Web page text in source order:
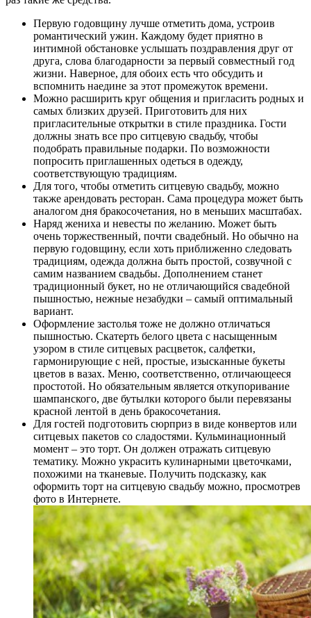
Первую годовщину лучше отметить дома, устроив
романтический ужин. Каждому будет приятно в
интимной обстановке услышать поздравления друг от
друга, слова благодарности за первый совместный год
жизни. Наверное, для обоих есть что обсудить и
вспомнить наедине за этот промежуток времени.
Можно расширить круг общения и пригласить родных и
самых близких друзей. Приготовить для них
пригласительные открытки в стиле праздника. Гости
должны знать все про ситцевую свадьбу, чтобы
подобрать правильные подарки. По возможности
попросить приглашенных одеться в одежду,
соответствующую традициям.
Для того, чтобы отметить ситцевую свадьбу, можно
также арендовать ресторан. Сама процедура может быть
аналогом дня бракосочетания, но в меньших масштабах.
Наряд жениха и невесты по желанию. Может быть
очень торжественный, почти свадебный. Но обычно на
первую годовщину, если хоть приближенно следовать
традициям, одежда должна быть простой, созвучной с
самим названием свадьбы. Дополнением станет
традиционный букет, но не отличающийся свадебной
пышностью, нежные незабудки – самый оптимальный
вариант.
Оформление застолья тоже не должно отличаться
пышностью. Скатерть белого цвета с насыщенным
узором в стиле ситцевых расцветок, салфетки,
гармонирующие с ней, простые, изысканные букеты
цветов в вазах. Меню, соответственно, отличающееся
простотой. Но обязательным является откупоривание
шампанского, две бутылки которого были перевязаны
красной лентой в день бракосочетания.
Для гостей подготовить сюрприз в виде конвертов или
ситцевых пакетов со сладостями. Кульминационный
момент – это торт. Он должен отражать ситцевую
тематику. Можно украсить кулинарными цветочками,
похожими на тканевые. Получить подсказку, как
оформить торт на ситцевую свадьбу можно, просмотрев
фото в Интернете.